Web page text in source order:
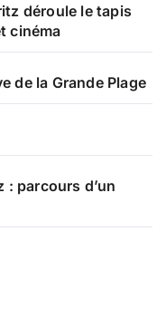
déroule le tapis
cinéma
de la Grande Plage
: parcours d’un